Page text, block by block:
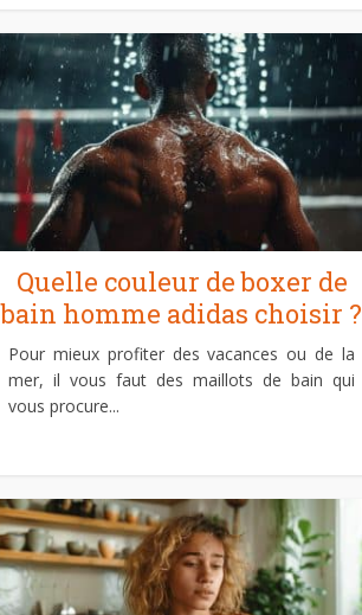
Quelle couleur de boxer de
bain homme adidas choisir ?
Pour mieux profiter des vacances ou de la
mer, il vous faut des maillots de bain qui
vous procure...